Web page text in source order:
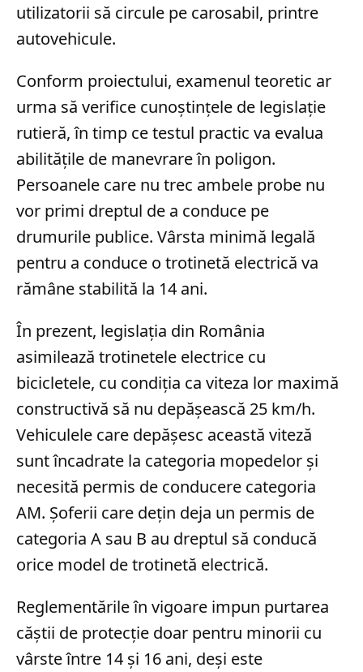
utilizatorii să circule pe carosabil, printre
autovehicule.
Conform proiectului, examenul teoretic ar
urma să verifice cunoștințele de legislație
rutieră, în timp ce testul practic va evalua
abilitățile de manevrare în poligon.
Persoanele care nu trec ambele probe nu
vor primi dreptul de a conduce pe
drumurile publice. Vârsta minimă legală
pentru a conduce o trotinetă electrică va
rămâne stabilită la 14 ani.
În prezent, legislația din România
asimilează trotinetele electrice cu
bicicletele, cu condiția ca viteza lor maximă
constructivă să nu depășească 25 km/h.
Vehiculele care depășesc această viteză
sunt încadrate la categoria mopedelor și
necesită permis de conducere categoria
AM. Șoferii care dețin deja un permis de
categoria A sau B au dreptul să conducă
orice model de trotinetă electrică.
Reglementările în vigoare impun purtarea
căștii de protecție doar pentru minorii cu
vârste între 14 și 16 ani, deși este